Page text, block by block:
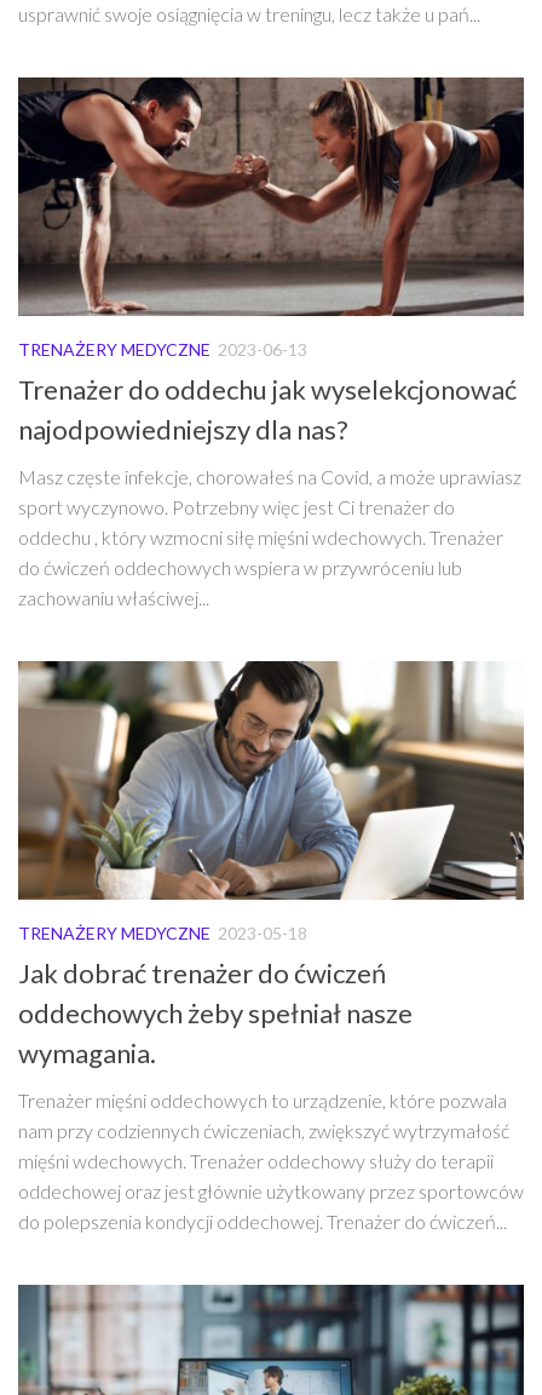
usprawnić swoje osiągnięcia w treningu, lecz także u pań...
TRENAŻERY MEDYCZNE 2023-06-13
Trenażer do oddechu jak wyselekcjonować
najodpowiedniejszy dla nas?
Masz częste infekcje, chorowałeś na Covid, a może uprawiasz
sport wyczynowo. Potrzebny więc jest Ci trenażer do
oddechu , który wzmocni siłę mięśni wdechowych. Trenażer
do ćwiczeń oddechowych wspiera w przywróceniu lub
zachowaniu właściwej...
TRENAŻERY MEDYCZNE 2023-05-18
Jak dobrać trenażer do ćwiczeń
oddechowych żeby spełniał nasze
wymagania.
Trenażer mięśni oddechowych to urządzenie, które pozwala
nam przy codziennych ćwiczeniach, zwiększyć wytrzymałość
mięśni wdechowych. Trenażer oddechowy służy do terapii
oddechowej oraz jest głównie użytkowany przez sportowców
do polepszenia kondycji oddechowej. Trenażer do ćwiczeń...